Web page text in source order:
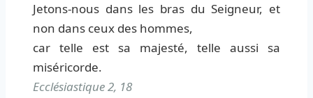
Jetons-nous dans les bras du Seigneur, et
non dans ceux des hommes,
car telle est sa majesté, telle aussi sa
miséricorde.
Ecclésiastique 2, 18